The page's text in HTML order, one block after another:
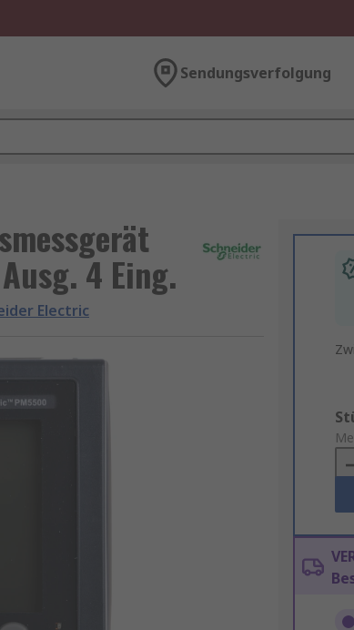
Sendungsverfolgung
4 Eing.
Electric
to